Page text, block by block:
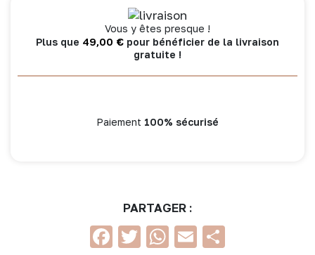
bois
Petit
Docteur
Vous y êtes presque !
Plus que 49,00 € pour bénéficier de la livraison
gratuite !
Paiement 100% sécurisé
PARTAGER :
Facebook
Twitter
WhatsApp
Email